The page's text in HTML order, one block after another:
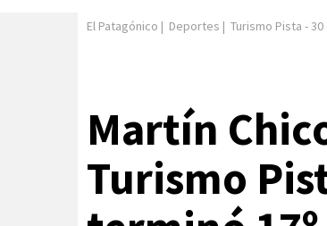
El Patagónico | Deportes | Turismo Pista -30
Martín
Turismo